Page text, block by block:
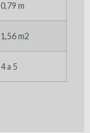
0,79 m
1,56 m2
4 a 5